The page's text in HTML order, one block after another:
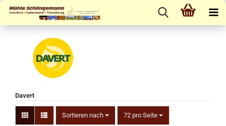
Davert
Sortieren nach 72 pro Seite